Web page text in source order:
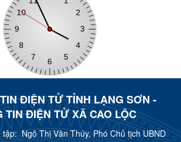
ĐIỆN TỬ TỈNH LẠNG SƠN -
TIN ĐIỆN TỬ XÃ CAO LỘC
tập:Ngô Thị Vân Thúy, Phó Chủ tịch UBND